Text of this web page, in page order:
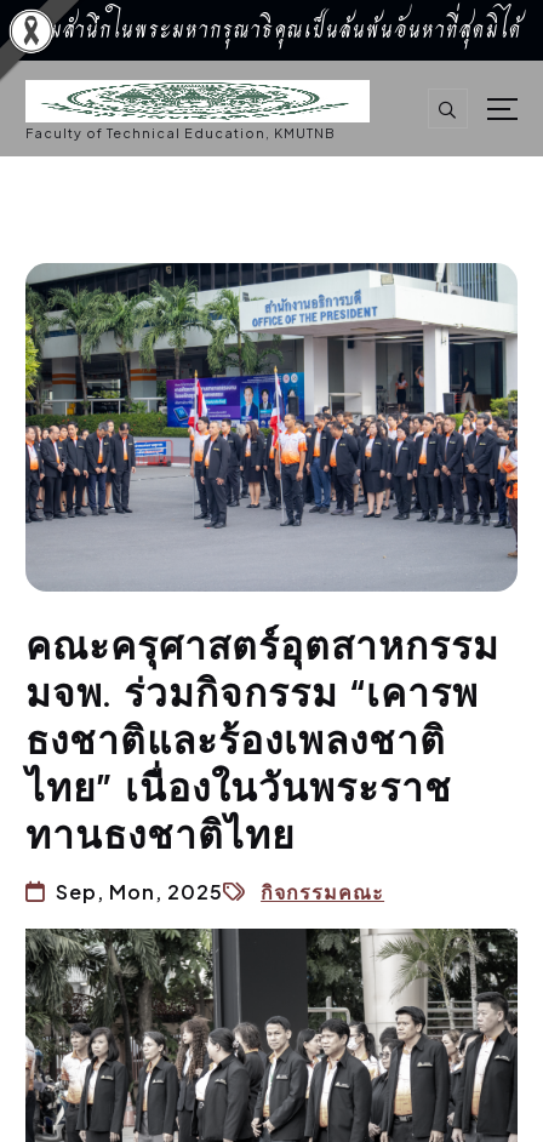
น้อมสำนึกในพระมหากรุณาธิคุณเป็นล้นพ้นอันหาที่สุดมิได้
S
k
o
Faculty of Technical Education, KMUTNB
คณะครุศาสตร์อุตสาหกรรม
มจพ. ร่วมกิจกรรม “เคารพ
ธงชาติและร้องเพลงชาติ
ไทย” เนื่องในวันพระราช
ทานธงชาติไทย
Sep, Mon, 2025 กิจกรรมคณะ